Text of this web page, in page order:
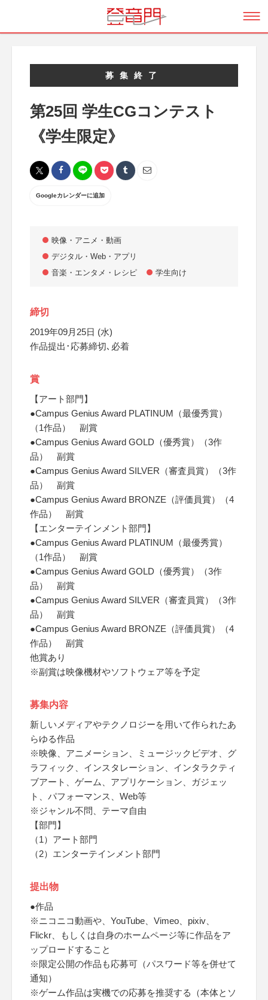
募集終了
第25回 学生CGコンテスト
《学生限定》
Googleカレンダーに追加
映像・アニメ・動画
デジタル・Web・アプリ
音楽・エンタメ・レシピ
学生向け
締切
2019年09月25日 (水)
作品提出･応募締切､必着
賞
【アート部門】
●Campus Genius Award PLATINUM（最優秀賞）
（1作品） 副賞
●Campus Genius Award GOLD（優秀賞）（3作
品） 副賞
●Campus Genius Award SILVER（審査員賞）（3作
品） 副賞
●Campus Genius Award BRONZE（評価員賞）（4
作品） 副賞
【エンターテインメント部門】
●Campus Genius Award PLATINUM（最優秀賞）
（1作品） 副賞
●Campus Genius Award GOLD（優秀賞）（3作
品） 副賞
●Campus Genius Award SILVER（審査員賞）（3作
品） 副賞
●Campus Genius Award BRONZE（評価員賞）（4
作品） 副賞
他賞あり
※副賞は映像機材やソフトウェア等を予定
募集内容
新しいメディアやテクノロジーを用いて作られたあ
らゆる作品
※映像、アニメーション、ミュージックビデオ、グ
ラフィック、インスタレーション、インタラクティ
ブアート、ゲーム、アプリケーション、ガジェッ
ト、パフォーマンス、Web等
※ジャンル不問、テーマ自由
【部門】
（1）アート部門
（2）エンターテインメント部門
提出物
●作品
※ニコニコ動画や、YouTube、Vimeo、pixiv、
Flickr、もしくは自身のホームページ等に作品をア
ップロードすること
※限定公開の作品も応募可（パスワード等を併せて
通知）
※ゲーム作品は実機での応募を推奨する（本体とソ